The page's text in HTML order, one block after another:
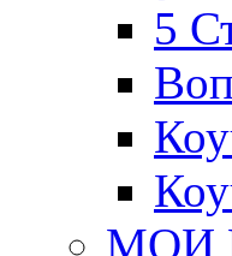
5
МОИ